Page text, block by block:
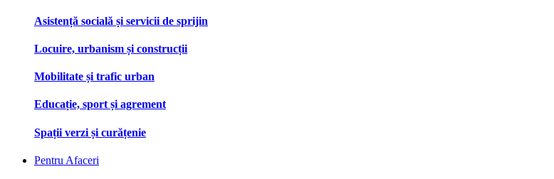
Asistență socială și servicii de sprijin
Locuire, urbanism și construcții
Mobilitate și trafic urban
Educație, sport și agrement
Spații verzi și curățenie
Pentru Afaceri